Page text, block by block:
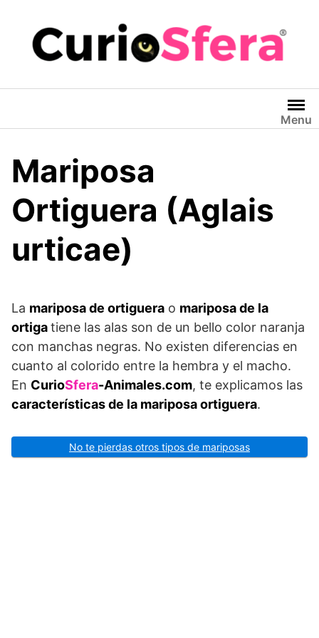
contenido
Menu
Mariposa
Ortiguera (Aglais
urticae)
La mariposa de ortiguera o mariposa de la
ortigatiene las alas son de un bello color naranja
con manchas negras. No existen diferencias en
cuanto al colorido entre la hembra y el macho.
En CurioSfera-Animales.com, te explicamos las
características de la mariposa ortiguera.
No te pierdas otros tipos de mariposas